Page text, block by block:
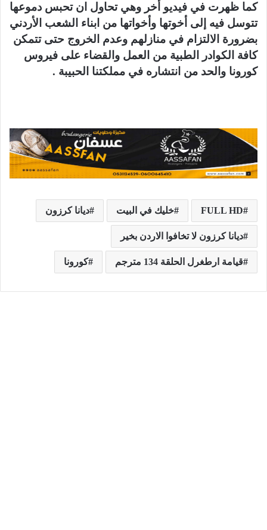
كما ظهرت في فيديو أخر وهي تحاول ان تحبس دموعها
تتوسل فيه إلى أخوتها وأخواتها من ابناء الشعب الأردني
بضرورة الالتزام في منازلهم وعدم الخروج حتى تتمكن
كافة الكوادر الطبية من العمل والقضاء على فيروس
كورونا والحد من انتشاره في مملكتنا الحبيبة .
FULL HD خليك في البيت ديانا كرزون
ديانا كرزون لا تخافوا الاردن بخير
قيامة ارطغرل الحلقة 134 مترجم كورونا